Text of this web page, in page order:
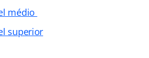
médio
superior